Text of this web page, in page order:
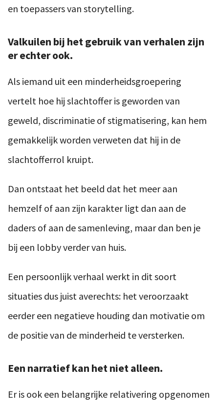
en toepassers van storytelling.
Valkuilen bij het gebruik van verhalen zijn
er echter ook.
Als iemand uit een minderheidsgroepering
vertelt hoe hij slachtoffer is geworden van
geweld, discriminatie of stigmatisering, kan hem
gemakkelijk worden verweten dat hij in de
slachtofferrol kruipt.
Dan ontstaat het beeld dat het meer aan
hemzelf of aan zijn karakter ligt dan aan de
daders of aan de samenleving, maar dan ben je
bij een lobby verder van huis.
Een persoonlijk verhaal werkt in dit soort
situaties dus juist averechts: het veroorzaakt
eerder een negatieve houding dan motivatie om
de positie van de minderheid te versterken.
Een narratief kan het niet alleen.
Er is ook een belangrijke relativering opgenomen